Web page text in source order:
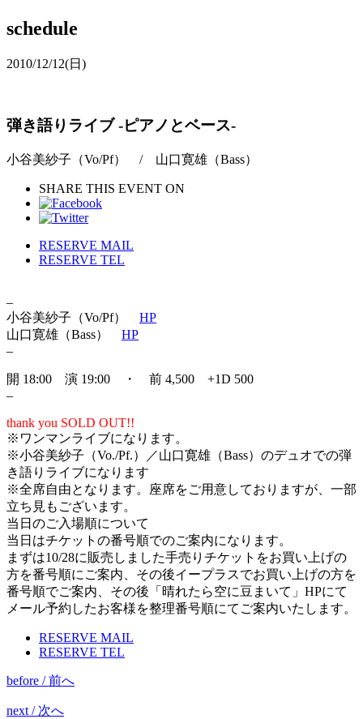
schedule
2010/12/12(日)
弾き語りライブ -ピアノとベース-
小谷美紗子（Vo/Pf） / 山口寛雄（Bass）
SHARE THIS EVENT ON
RESERVE MAIL
RESERVE TEL
–
小谷美紗子（Vo/Pf） HP
山口寛雄（Bass） HP
–
開 18:00 演 19:00 ・ 前 4,500 +1D 500
–
thank you SOLD OUT!!
※ワンマンライブになります。
※小谷美紗子（Vo./Pf.）／山口寛雄（Bass）のデュオでの弾
き語りライブになります
※全席自由となります。座席をご用意しておりますが、一部
立ち見もございます。
当日のご入場順について
当日はチケットの番号順でのご案内になります。
まずは10/28に販売しました手売りチケットをお買い上げの
方を番号順にご案内、その後イープラスでお買い上げの方を
番号順でご案内、その後「晴れたら空に豆まいて」HPにて
メール予約したお客様を整理番号順にてご案内いたします。
RESERVE MAIL
RESERVE TEL
before / 前へ
next / 次へ